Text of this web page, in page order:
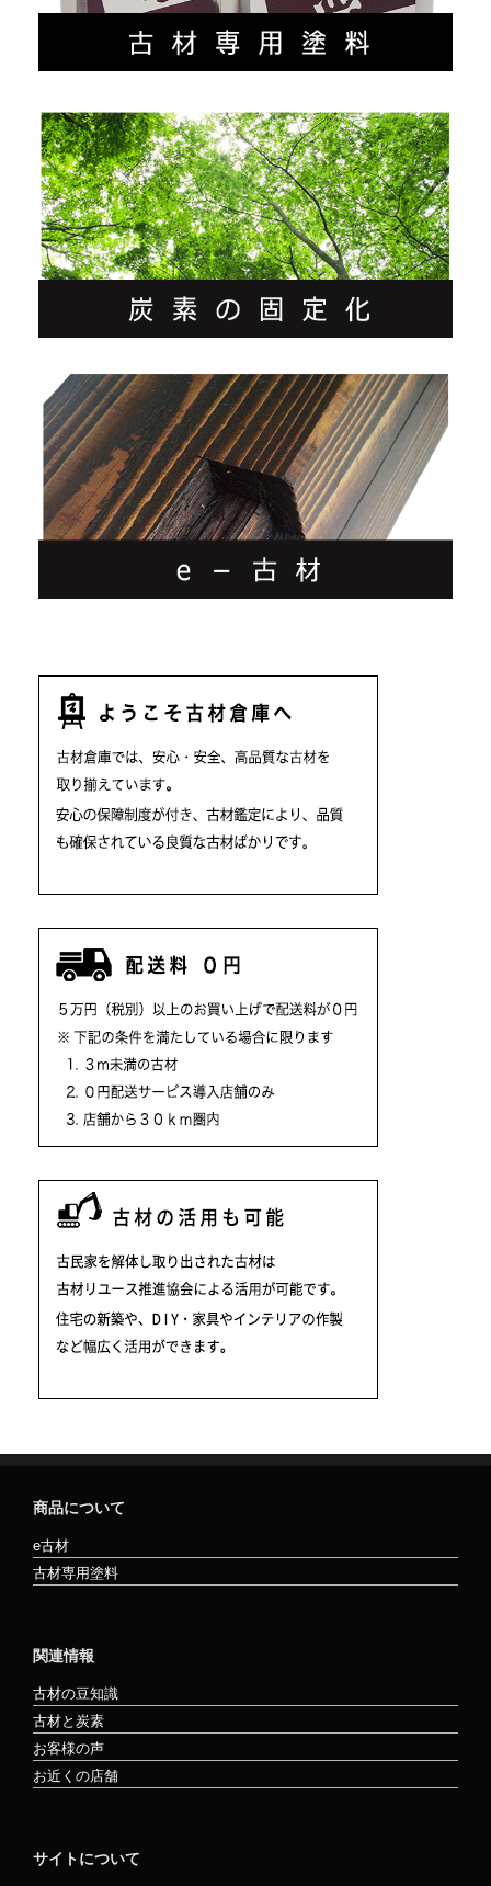
商品について
e古材
古材専用塗料
関連情報
古材の豆知識
古材と炭素
お客様の声
お近くの店舗
サイトについて